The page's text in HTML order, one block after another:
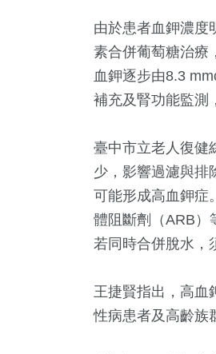
由於患者血鉀濃度
素合併葡萄糖治療
血鉀逐步由8.3
補充及腎功能監測
臺中市立老人復健
少，影響過濾與排
可能形成高血鉀症
體阻斷劑（ARB）
若同時合併脫水，
王捷賢指出，高血
性病患者及高齡族
文教 藝文